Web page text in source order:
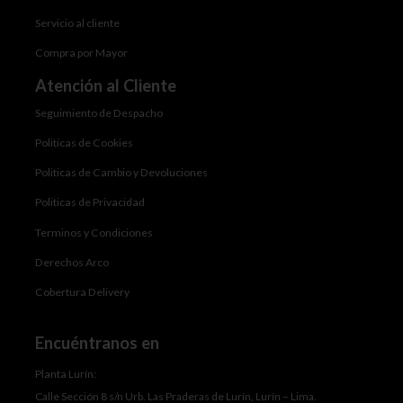
Servicio al cliente
Compra por Mayor
Atención al Cliente
Seguimiento de Despacho
Politicas de Cookies
Politicas de Cambio y Devoluciones
Politicas de Privacidad
Terminos y Condiciones
Derechos Arco
Cobertura Delivery
Encuéntranos en
Planta Lurín:
Calle Sección 8 s/n Urb. Las Praderas de Lurín, Lurín – Lima.